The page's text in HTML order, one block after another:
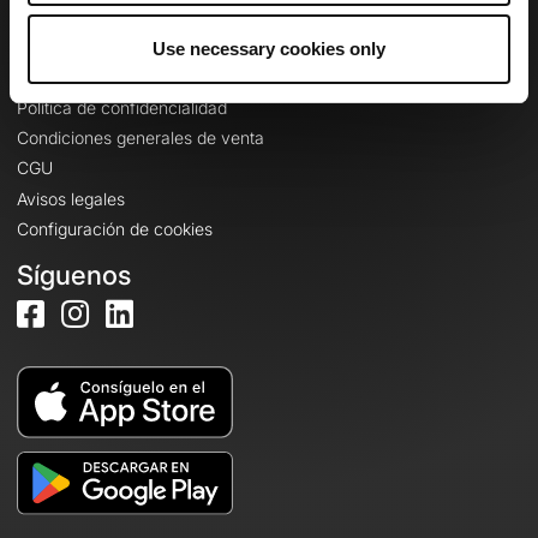
Use necessary cookies only
Política de confidencialidad
Condiciones generales de venta
CGU
Avisos legales
Configuración de cookies
Síguenos